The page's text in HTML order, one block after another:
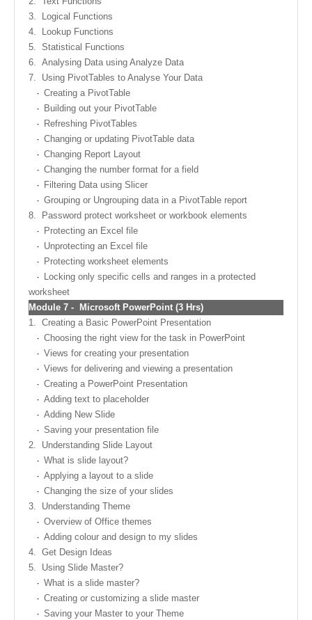
3.
Logical Functions
4.
Lookup Functions
5. Statistical Functions
6. Analysing Data using Analyze Data
7.
Using PivotTables to Analyse Your Data
Creating a PivotTable
Building out your PivotTable
Refreshing PivotTables
Changing or updating PivotTable data
Changing Report Layout
Changing the number format for a field
Filtering Data using Slicer
Grouping or Ungrouping data in a PivotTable report
8.
Password protect worksheet or workbook elements
Protecting an Excel file
Unprotecting an Excel file
Protecting worksheet elements
Locking only specific cells and ranges in a protected
worksheet
Module 7 -
Microsoft PowerPoint (3 Hrs)
1. Creating a Basic PowerPoint Presentation
Choosing the right view for the task in PowerPoint
Views for creating your presentation
Views for delivering and viewing a presentation
Creating a PowerPoint Presentation
Adding text to placeholder
Adding New Slide
Saving your presentation file
2.
Understanding Slide Layout
What is slide layout?
Applying a layout to a slide
Changing the size of your slides
3.
Understanding Theme
Overview of Office themes
Adding colour and design to my slides
4. Get Design Ideas
5.
Using Slide Master?
What is a slide master?
Creating or customizing a slide master
Saving your Master to your Theme